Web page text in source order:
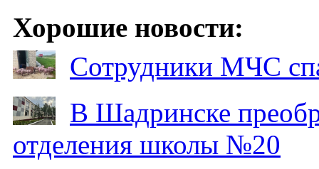
Хорошие новости:
Сотрудники МЧС
В Шадринске
отделения школы №20